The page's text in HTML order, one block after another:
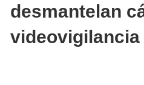
desmantelan